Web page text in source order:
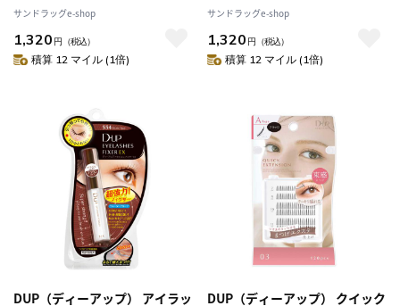
サンドラッグe-shop
1,320 円 （税込）
積算 12 マイル (1倍)
サンドラッグe-shop
1,320 円 （税込）
積算 12 マイル (1倍)
DUP（ディーアップ） アイラッ
DUP（ディーアップ） クイック